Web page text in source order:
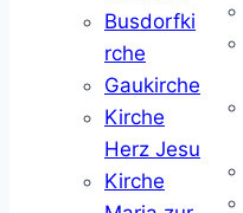
Busdorfki
rche
Gaukirche
Kirche
Herz Jesu
Kirche